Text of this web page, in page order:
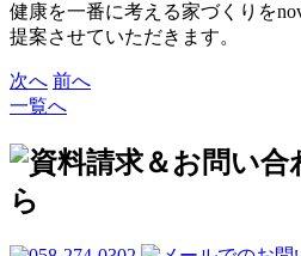
健康を一番に考える家づくりを
提案させていただきます。
次へ 前へ
一覧へ